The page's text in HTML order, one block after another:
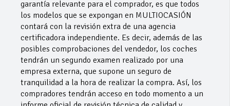
garantía relevante para el comprador, es que todos
los modelos que se expongan en MULTIOCASIÓN
contará con la revisión extra de una agencia
certificadora independiente. Es decir, además de las
posibles comprobaciones del vendedor, los coches
tendrán un segundo examen realizado por una
empresa externa, que supone un seguro de
tranquilidad a la hora de realizar la compra. Así, los
compradores tendrán acceso en todo momento a un